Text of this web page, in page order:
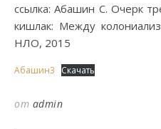
ссылка: Абашин С. Очерк
кишлак: Между
НЛО, 2015
Абашин3 Скачать
от admin